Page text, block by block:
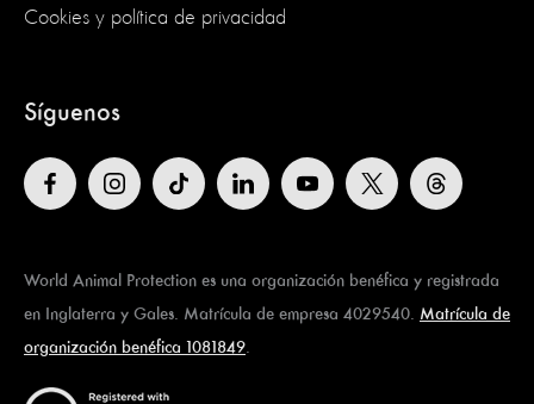
Cookies y política de privacidad
Síguenos
World Animal Protection es una organización benéfica y registrada
en Inglaterra y Gales. Matrícula de empresa 4029540. Matrícula de
organización benéfica 1081849